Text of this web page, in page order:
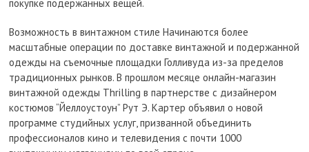
покупке подержанных вещей.
Возможность в винтажном стиле Начинаются более
масштабные операции по доставке винтажной и подержанной
одежды на съемочные площадки Голливуда из-за пределов
традиционных рынков. В прошлом месяце онлайн-магазин
винтажной одежды Thrilling в партнерстве с дизайнером
костюмов “Йеллоустоун” Рут Э. Картер объявил о новой
программе студийных услуг, призванной объединить
профессионалов кино и телевидения с почти 1000